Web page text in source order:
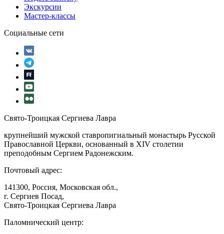
Экскурсии
Мастер-классы
Социальные сети
Свято-Троицкая Сергиева Лавра
крупнейший мужской ставропигиальный монастырь Русской
Православной Церкви, основанный в XIV столетии
преподобным Сергием Радонежским.
Почтовый адрес:
141300, Россия, Московская обл.,
г. Сергиев Посад,
Свято-Троицкая Сергиева Лавра
Паломнический центр: